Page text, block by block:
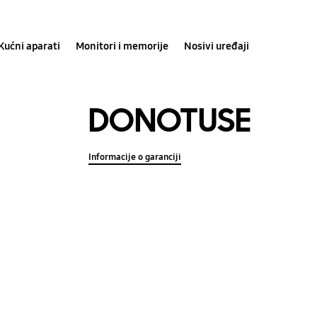
aparati Monitori i memorije Nosivi uređaji
DONOTUSE
Informacije o garanciji